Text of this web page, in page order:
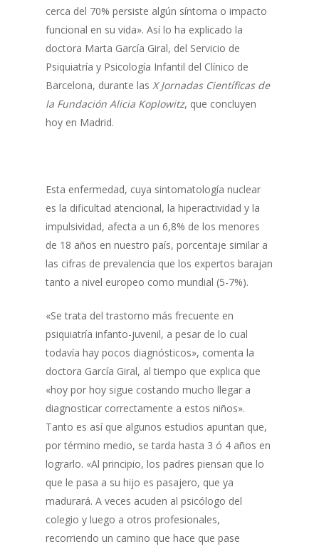
cerca del 70% persiste algún síntoma o impacto
funcional en su vida». Así lo ha explicado la
doctora Marta García Giral, del Servicio de
Psiquiatría y Psicología Infantil del Clínico de
Barcelona, durante las X Jornadas Científicas de
la Fundación Alicia Koplowitz, que concluyen
hoy en Madrid.
Esta enfermedad, cuya sintomatología nuclear
es la dificultad atencional, la hiperactividad y la
impulsividad, afecta a un 6,8% de los menores
de 18 años en nuestro país, porcentaje similar a
las cifras de prevalencia que los expertos barajan
tanto a nivel europeo como mundial (5-7%).
«Se trata del trastorno más frecuente en
psiquiatría infanto-juvenil, a pesar de lo cual
todavía hay pocos diagnósticos», comenta la
doctora García Giral, al tiempo que explica que
«hoy por hoy sigue costando mucho llegar a
diagnosticar correctamente a estos niños».
Tanto es así que algunos estudios apuntan que,
por término medio, se tarda hasta 3 ó 4 años en
lograrlo. «Al principio, los padres piensan que lo
que le pasa a su hijo es pasajero, que ya
madurará. A veces acuden al psicólogo del
colegio y luego a otros profesionales,
recorriendo un camino que hace que pase